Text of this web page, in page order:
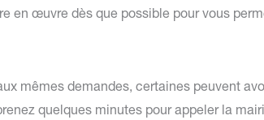
en œuvre dès que possible pour vous
mêmes demandes, certaines peuvent
quelques minutes pour appeler la